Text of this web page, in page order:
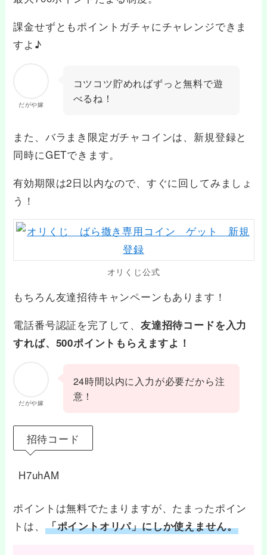
課金せずともポイントガチャにチャレンジできま
すよ♪
だがや嫁
コツコツ貯めればずっと無料で遊
べるね！
また、バラまき限定ガチャコインは、新規登録と
同時にGETできます。
有効期限は2日以内なので、すぐに回してみましょ
う！
オリくじ公式
もちろん友達招待キャンペーンもあります！
電話番号認証を完了して、友達招待コードを入力
すれば、500ポイントもらえますよ！
だがや嫁
24時間以内に入力が必要だから注
意！
招待コード
H7uhAM
ポイントは無料でたまりますが、たまったポイン
トは、
「ポイントオリパ」にしか使えません。